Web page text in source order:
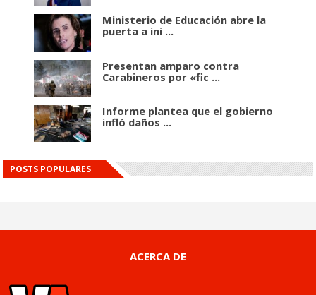
Ministerio de Educación abre la
puerta a ini ...
Presentan amparo contra
Carabineros por «fic ...
Informe plantea que el gobierno
infló daños ...
POSTS POPULARES
ACERCA DE